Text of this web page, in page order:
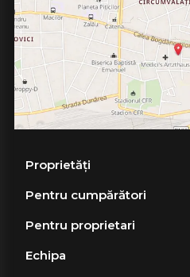
Proprietăți
Pentru cumpărători
Pentru proprietari
Echipa